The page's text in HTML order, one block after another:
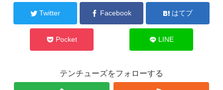
Twitter Facebook はてブ
Pocket LINE
テンチューズをフォローする